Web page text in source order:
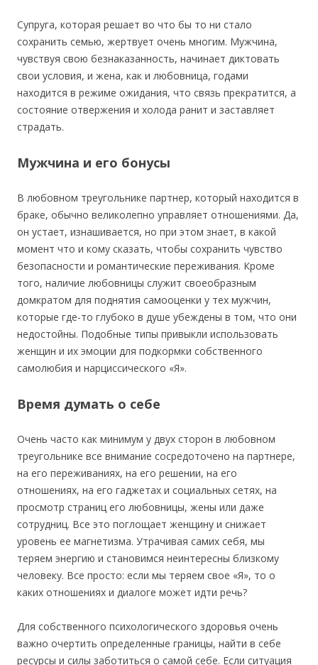
Супруга, которая решает во что бы то ни стало
сохранить семью, жертвует очень многим. Мужчина,
чувствуя свою безнаказанность, начинает диктовать
свои условия, и жена, как и любовница, годами
находится в режиме ожидания, что связь прекратится, а
состояние отвержения и холода ранит и заставляет
страдать.
Мужчина и его бонусы
В любовном треугольнике партнер, который находится в
браке, обычно великолепно управляет отношениями. Да,
он устает, изнашивается, но при этом знает, в какой
момент что и кому сказать, чтобы сохранить чувство
безопасности и романтические переживания. Кроме
того, наличие любовницы служит своеобразным
домкратом для поднятия самооценки у тех мужчин,
которые где-то глубоко в душе убеждены в том, что они
недостойны. Подобные типы привыкли использовать
женщин и их эмоции для подкормки собственного
самолюбия и нарциссического «Я».
Время думать о себе
Очень часто как минимум у двух сторон в любовном
треугольнике все внимание сосредоточено на партнере,
на его переживаниях, на его решении, на его
отношениях, на его гаджетах и социальных сетях, на
просмотр страниц его любовницы, жены или даже
сотрудниц. Все это поглощает женщину и снижает
уровень ее магнетизма. Утрачивая самих себя, мы
теряем энергию и становимся неинтересны близкому
человеку. Все просто: если мы теряем свое «Я», то о
каких отношениях и диалоге может идти речь?
Для собственного психологического здоровья очень
важно очертить определенные границы, найти в себе
ресурсы и силы заботиться о самой себе. Если ситуация